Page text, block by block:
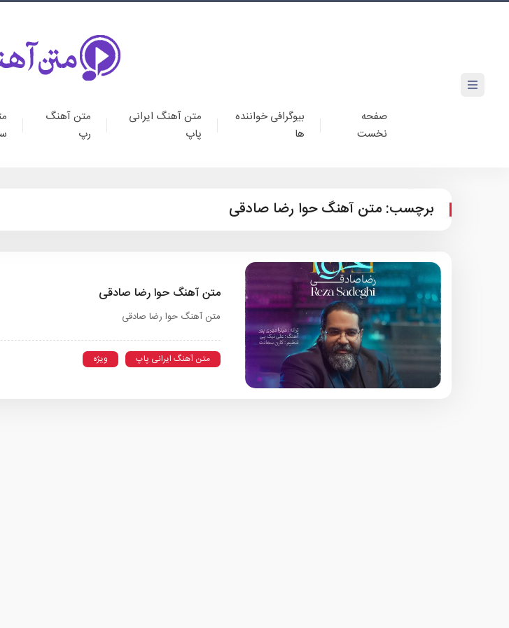
صفحه
نخست
بیوگرافی خواننده
ها
متن آهنگ ایرانی
پاپ
متن آهنگ
رپ
برچسب: متن آهنگ حوا رضا صادقی
متن آهنگ حوا رضا صادقی
متن آهنگ حوا رضا صادقی
متن آهنگ ایرانی پاپ ویژه